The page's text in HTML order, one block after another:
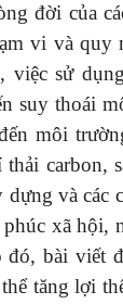
đời của
vi và quy
sử
suy thoái
môi
carbon,
và các
xã hội,
bài viết
tăng lợi